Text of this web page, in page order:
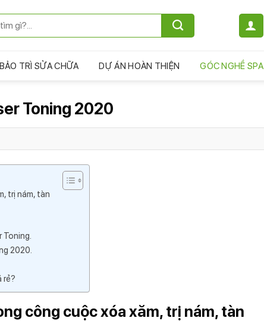
BẢO TRÌ SỬA CHỮA DỰ ÁN HOÀN THIỆN GÓC NGHỀ SPA
Toning 2020
trị nám, tàn
2020.
rẻ?
công cuộc xóa xăm, trị nám, tàn